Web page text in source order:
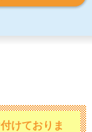
けておりま